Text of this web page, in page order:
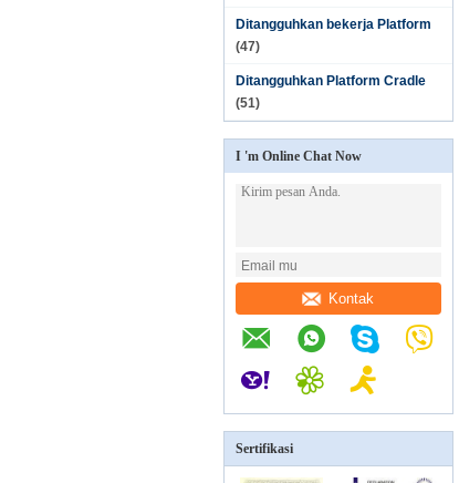
Ditangguhkan bekerja Platform
(47)
Ditangguhkan Platform Cradle
(51)
I 'm Online Chat Now
Kontak
Sertifikasi